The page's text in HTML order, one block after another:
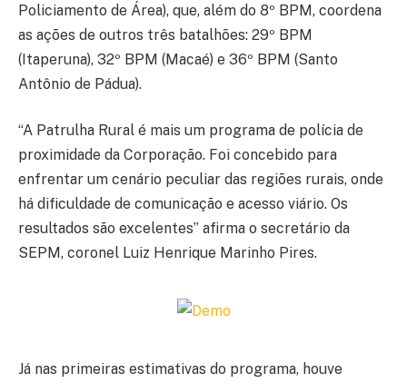
Policiamento de Área), que, além do 8º BPM, coordena
as ações de outros três batalhões: 29º BPM
(Itaperuna), 32º BPM (Macaé) e 36º BPM (Santo
Antônio de Pádua).
“A Patrulha Rural é mais um programa de polícia de
proximidade da Corporação. Foi concebido para
enfrentar um cenário peculiar das regiões rurais, onde
há dificuldade de comunicação e acesso viário. Os
resultados são excelentes” afirma o secretário da
SEPM, coronel Luiz Henrique Marinho Pires.
Já nas primeiras estimativas do programa, houve